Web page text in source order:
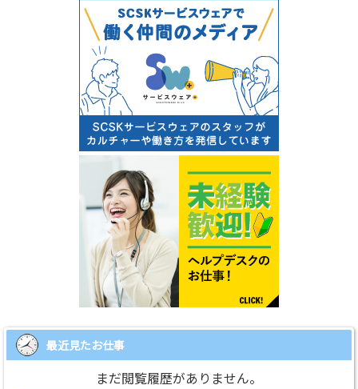
最近見たお仕事
まだ閲覧履歴がありません。